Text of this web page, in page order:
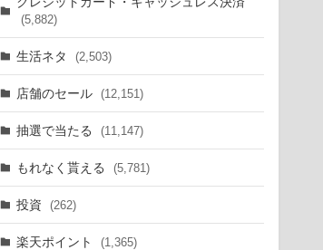
(5,882)
生活ネタ (2,503)
店舗のセール (12,151)
抽選で当たる (11,147)
もれなく貰える (5,781)
投資 (262)
楽天ポイント (1,365)